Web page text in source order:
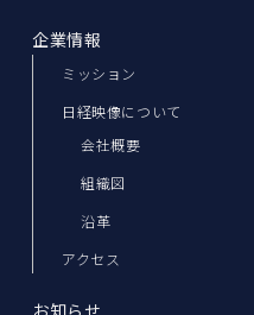
企業情報
ミッション
日経映像について
会社概要
組織図
沿革
アクセス
お知らせ